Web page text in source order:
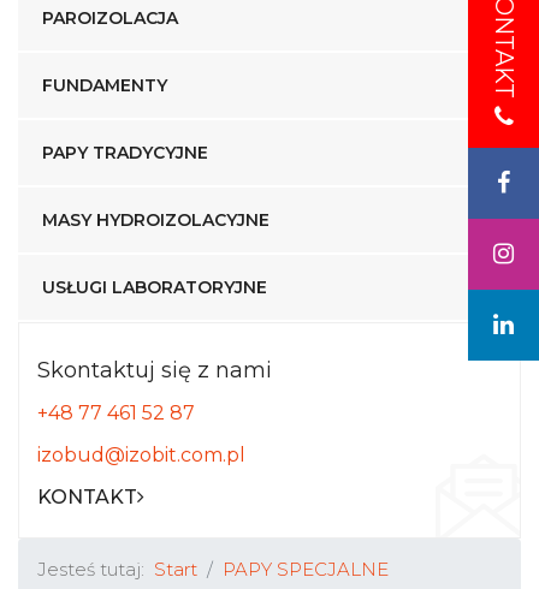
KONTAKT
KONTAKT
PAROIZOLACJA
FUNDAMENTY
PAPY TRADYCYJNE
MASY HYDROIZOLACYJNE
USŁUGI LABORATORYJNE
Skontaktuj się z nami
+48 77 461 52 87
izobud@izobit.com.pl
KONTAKT
Jesteś tutaj: Start
PAPY SPECJALNE